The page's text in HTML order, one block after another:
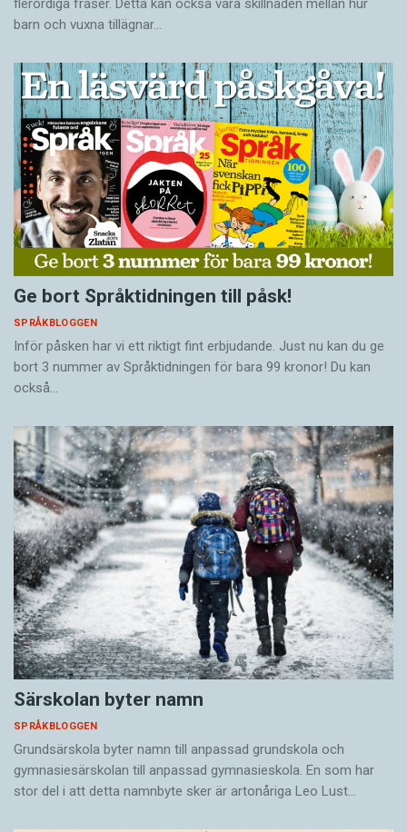
barn och vuxna tillägnar…
Ge bort Språktidningen till påsk!
SPRÅKBLOGGEN
Inför påsken har vi ett riktigt fint erbjudande. Just nu kan du ge
bort 3 nummer av Språktidningen för bara 99 kronor! Du kan
också…
Särskolan byter namn
SPRÅKBLOGGEN
Grundsärskola byter namn till anpassad grundskola och
gymnasiesärskolan till anpassad gymnasieskola. En som har
stor del i att detta namnbyte sker är artonåriga Leo Lust…